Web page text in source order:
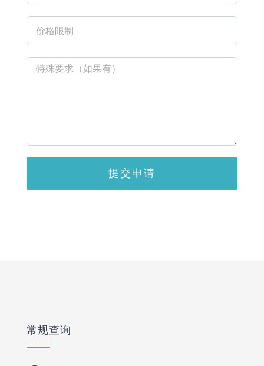
常规查询
We aim to provide professional medical and clinical
our pleasure to serve you and your family.